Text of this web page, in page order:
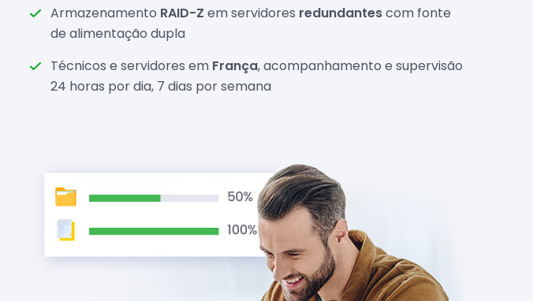
Armazenamento RAID-Z em servidores redundantescom fonte
de alimentação dupla
Técnicos e servidores em França, acompanhamento e supervisão
24 horas por dia, 7 dias por semana